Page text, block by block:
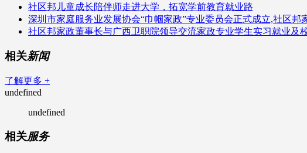
社区邦儿童成长陪伴师走进大学，拓宽学前教育就业路
深圳市家庭服务业发展协会“巾帼家政”专业委员会正式成立,社区邦
社区邦家政董事长与广西卫职院领导交流家政专业学生实习就业及
相关新闻
了解更多 +
undefined
undefined
相关服务